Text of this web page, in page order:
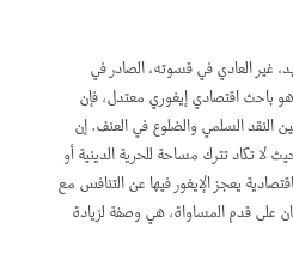
غير العادي في قسوته، الصادر في
باحث اقتصادي إيغوري معتدل، فإن
النقد السلمي والضلوع في العنف. إن
لا تكاد تترك مساحة للحرية الدينية أو
يعجز الإيغور فيها عن التنافس مع
على قدم المساواة، هي وصفة لزيادة